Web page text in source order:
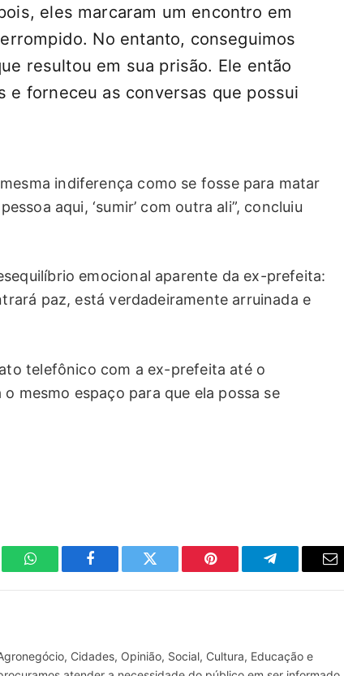
eles marcaram um encontro em
No entanto, conseguimos
resultou em sua prisão. Ele então
e forneceu as conversas que possui
indiferença como se fosse para matar
aqui, ‘sumir’ com outra ali”, concluiu
emocional aparente da ex-prefeita:
paz, está verdadeiramente arruinada e
telefônico com a ex-prefeita até o
mesmo espaço para que ela possa se
WhatsAppFacebook Twitter Pinterest TelegramaE-
Cidades, Opinião, Social, Cultura, Educação e